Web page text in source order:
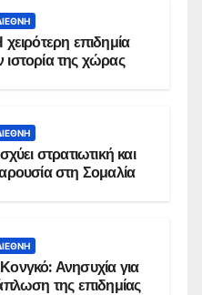
επιδημία
της χώρας
στρατιωτική και
στη Σομαλία
Ανησυχία για
της επιδημίας